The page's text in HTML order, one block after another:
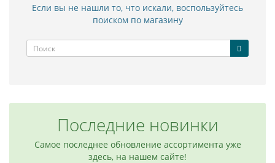
Если вы не нашли то, что искали, воспользуйтесь
поиском по магазину
Последние новинки
Самое последнее обновление ассортимента уже
здесь, на нашем сайте!